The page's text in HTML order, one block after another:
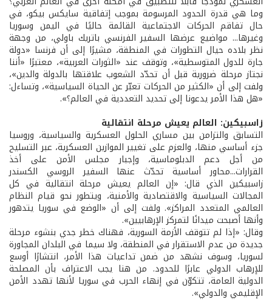
وما هي قدرة الحدود المرسومة بموجب إتفاقية سايكس بيكو، في
حال تفاقم الحركات الاجتماعية القائمة حاليًا في اليمن وسوريا
وغيرها... مواضيع عرضها السفير الفرنسي باتريك باولي، من وجهة
نظر بلاده حيال التطورات في المنطقة، مشيرًا إلى أن فرنسا «دولة
جارة للدول المتوسطية»، وتوقف عند «الثورات العربية»، معتبرًا «أننا
نجتاز مرحلة ضرورية قبل أن تحدّد الشعوب علاقتها بالدولة والدين»،
ولفت إلى أن «الكثير من الحركات تعبّر عن الحياة السياسية»، وتساءل:
«هل هذا الأمر يدعونا إلى تحديد التعددية في العالم؟».
زاسبيكين: العالم يعيش مرحلة انتقالية
التسابق والتزامن بين مساري الحلول العسكرية والسياسية، وروسيا
جزء أساسي منها، والعزم على تغيير الموازين العسكرية، عبر التسليح
من أجل دعم الدبلوماسية، وإجبار مجلس الأمن على أخذ
القرارات...محاور أساسية تحدّث عنها السفير الروسي الكسندر
زاسبيكين الذي قال: «إن العالم يعيش مرحلة انتقالية في كل
المجالات السياسية والاقتصادية والأمنية، ويتطور نحو قيام النظام
العالمي المتعدد المراكز». ولفت إلى أن «الوضع في سوريا يتدهور
وأنها أصبحت ميدانًا لتمركز الإرهابيين».
وقال: «إذا لم تتوقف الأزمة السورية، فهناك خطر جدي بنشوء مرحلة
جديدة من عدم الاستقرار في المنطقة، ولا سيما في البلدان المجاورة
لسوريا، وسوف نشهد من ضمن تداعيات هذا الأمر، انتشارًا أوسع
للإرهاب الدولي عابرًا للحدود. من هنا يجب الاعتراف بأن المصلحة
الدولية العامة، تتكوّن في إنهاء الحرب في سوريا لأنها تهدد الأمن
الإقليمي والدولي».